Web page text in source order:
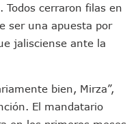
Asistirán A Simposio Internacional
Programa Para Menores Con
Tecate Por Morena Y A Su
Vallarta Durante El 2026;
A Talpa De Allende Para
Juan Carlos Castro
Todos cerraron filas en
ser una apuesta por
jalisciense ante la
bien, Mirza”,
El mandatario